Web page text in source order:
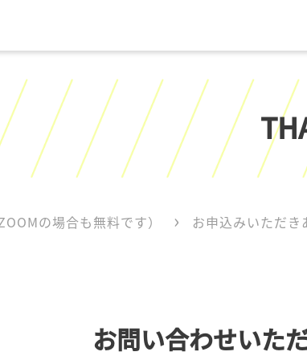
の場合も無料です） お申込みいただ
お問い合わせいた